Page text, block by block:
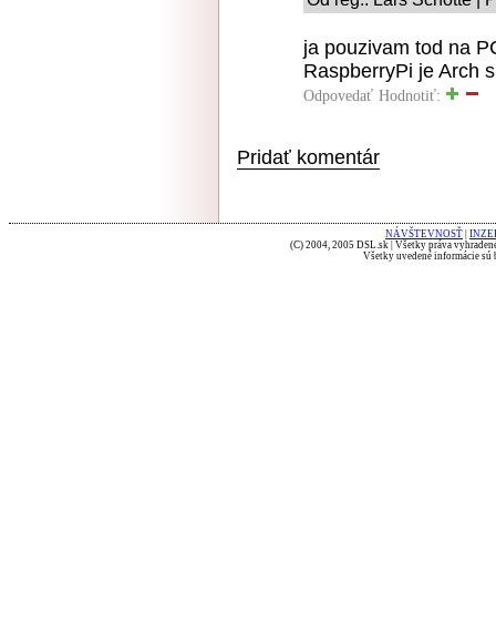
ja pouzivam tod na
RaspberryPi je Arch
Odpovedať Hodnotiť:
Pridať komentár
NÁVŠTEVNOSŤ
(C) 2004, 2005 DSL.sk | Všetky práva
Všetky uvedené informácie sú